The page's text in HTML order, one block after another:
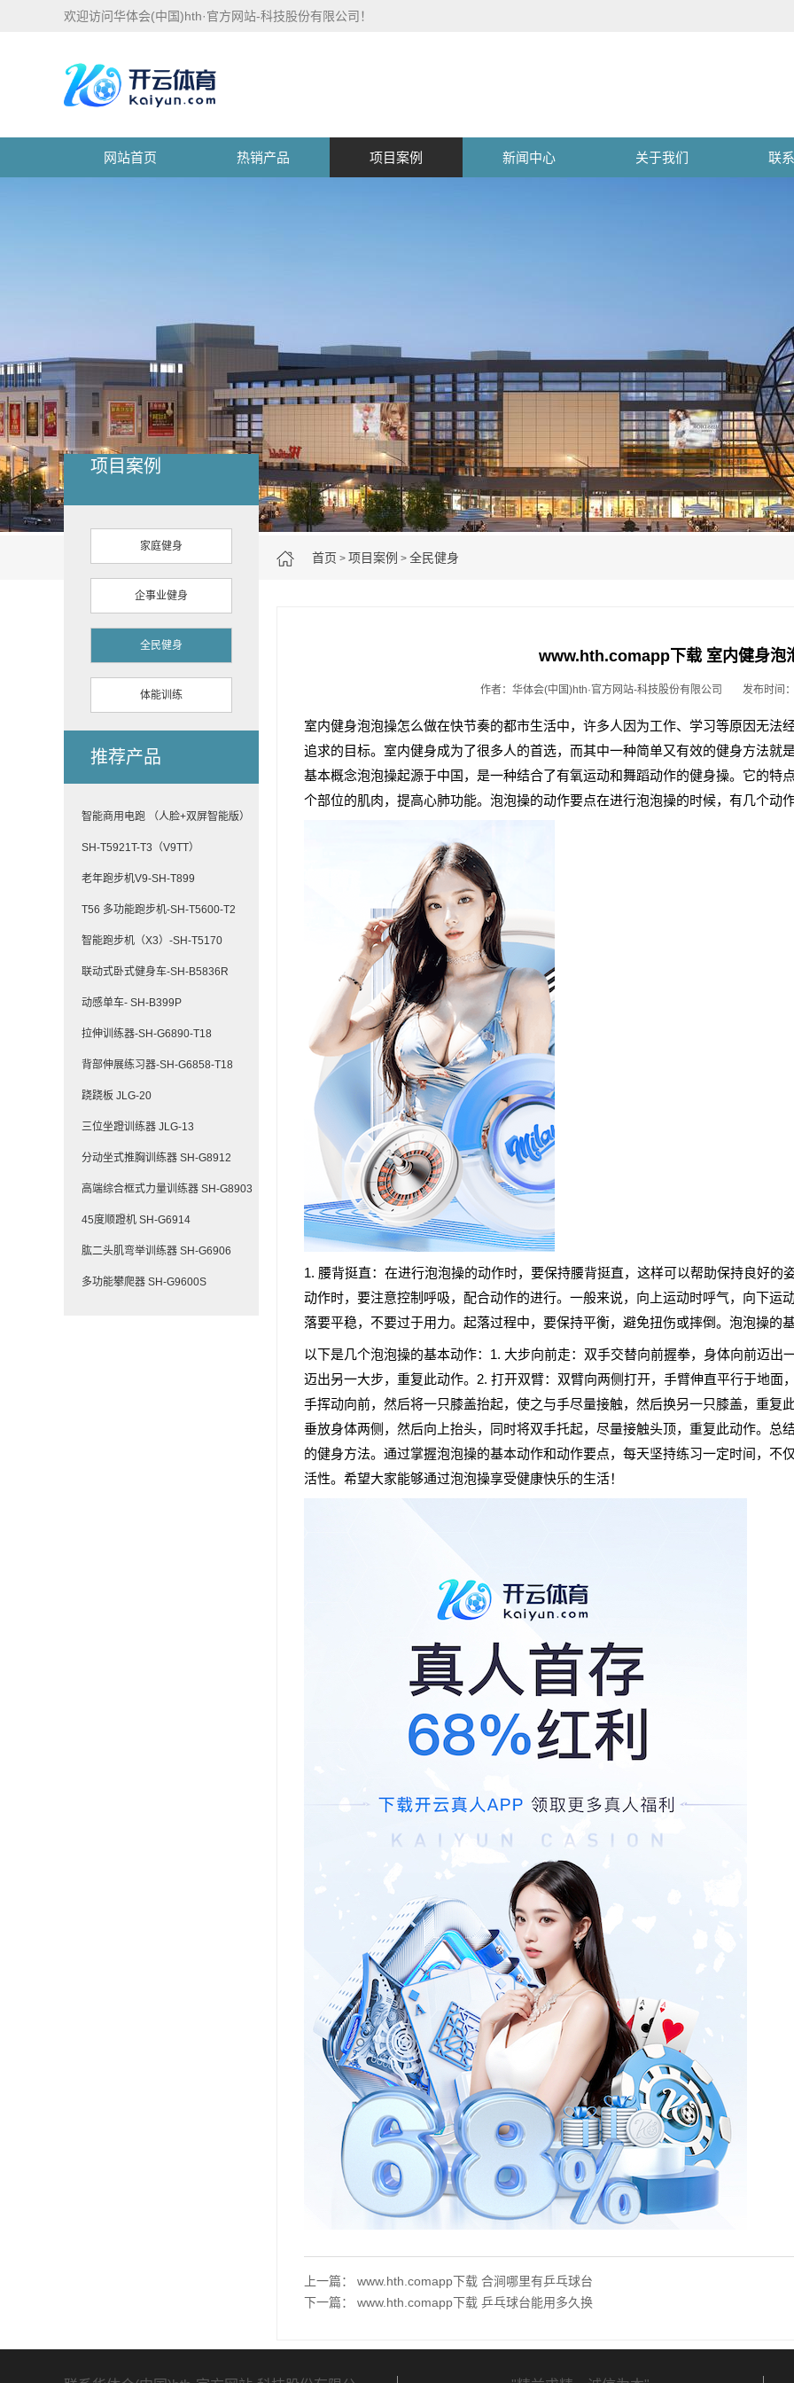
欢迎访问华体会(中国)hth·官方网站-科技股份有限公司！
网站首页 热销产品 项目案例 新闻中心 关于我们 联
首页 > 项目案例 > 全民健身
项目案例
家庭健身
企事业健身
全民健身
体能训练
推荐产品
智能商用电跑 （人脸+双屏智能版）
SH-T5921T-T3（V9TT）
老年跑步机V9-SH-T899
T56 多功能跑步机-SH-T5600-T2
智能跑步机（X3）-SH-T5170
联动式卧式健身车-SH-B5836R
动感单车- SH-B399P
拉伸训练器-SH-G6890-T18
背部伸展练习器-SH-G6858-T18
跷跷板 JLG-20
三位坐蹬训练器 JLG-13
分动坐式推胸训练器 SH-G8912
高端综合框式力量训练器 SH-G8903
45度顺蹬机 SH-G6914
肱二头肌弯举训练器 SH-G6906
多功能攀爬器 SH-G9600S
www.hth.comapp下载 室内健身泡
作者：华体会(中国)hth·官方网站-科技股份有限公司 发布时间
室内健身泡泡操怎么做在快节奏的都市生活中，许多人因为工作、学习等原因无法
追求的目标。室内健身成为了很多人的首选，而其中一种简单又有效的健身方法就
基本概念泡泡操起源于中国，是一种结合了有氧运动和舞蹈动作的健身操。它的特
个部位的肌肉，提高心肺功能。泡泡操的动作要点在进行泡泡操的时候，有几个动作
1. 腰背挺直：在进行泡泡操的动作时，要保持腰背挺直，这样可以帮助保持良好的
动作时，要注意控制呼吸，配合动作的进行。一般来说，向上运动时呼气，向下运
落要平稳，不要过于用力。起落过程中，要保持平衡，避免扭伤或摔倒。泡泡操的
以下是几个泡泡操的基本动作：1. 大步向前走：双手交替向前握拳，身体向前迈出
迈出另一大步，重复此动作。2. 打开双臂：双臂向两侧打开，手臂伸直平行于地面
手挥动向前，然后将一只膝盖抬起，使之与手尽量接触，然后换另一只膝盖，重复
垂放身体两侧，然后向上抬头，同时将双手托起，尽量接触头顶，重复此动作。总
的健身方法。通过掌握泡泡操的基本动作和动作要点，每天坚持练习一定时间，不
活性。希望大家能够通过泡泡操享受健康快乐的生活！
上一篇： www.hth.comapp下载 合涧哪里有乒乓球台
下一篇： www.hth.comapp下载 乒乓球台能用多久换